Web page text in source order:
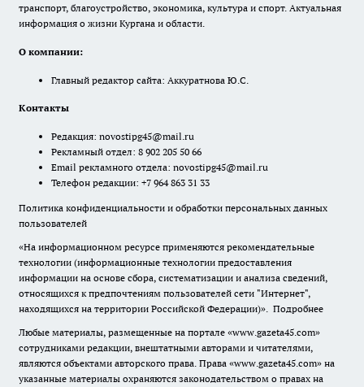
транспорт, благоустройство, экономика, культура и спорт. Актуальная
информация о жизни Кургана и области.
О компании:
Главный редактор сайта: Аккуратнова Ю.С.
Контакты
Редакция: novostipg45@mail.ru
Рекламный отдел: 8 902 205 50 66
Email рекламного отдела: novostipg45@mail.ru
Телефон редакции: +7 964 863 31 33
Политика конфиденциальности и обработки персональных данных
пользователей
«На информационном ресурсе применяются рекомендательные
технологии (информационные технологии предоставления
информации на основе сбора, систематизации и анализа сведений,
относящихся к предпочтениям пользователей сети "Интернет",
находящихся на территории Российской Федерации)». Подробнее
Любые материалы, размещенные на портале «www.gazeta45.com»
сотрудниками редакции, внештатными авторами и читателями,
являются объектами авторского права. Права «www.gazeta45.com» на
указанные материалы охраняются законодательством о правах на